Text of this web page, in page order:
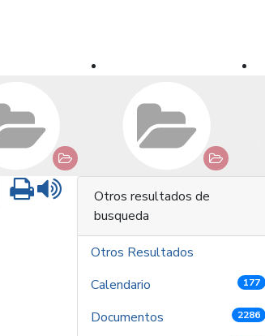
siguiente
Imprimir
Otros resultados de
busqueda
Otros Resultados
Calendario
177
Documentos 2286